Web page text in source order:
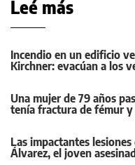
Leé más
Incendio en un edificio
Kirchner: evacúan a los
Una mujer de 79 años
tenía fractura de fémur
Las impactantes
Álvarez, el joven